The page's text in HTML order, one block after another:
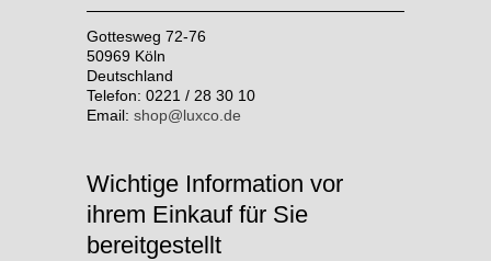
Gottesweg 72-76
50969 Köln
Deutschland
Telefon: 0221 / 28 30 10
Email: shop@luxco.de
Wichtige Information vor
ihrem Einkauf für Sie
bereitgestellt